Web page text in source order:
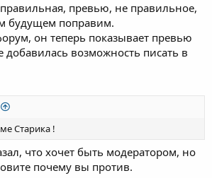
превью, не правильное,
будущем поправим.
он теперь показывает превью
добавилась возможность писать в
Старика !
что хочет быть модератором, но
почему вы против.